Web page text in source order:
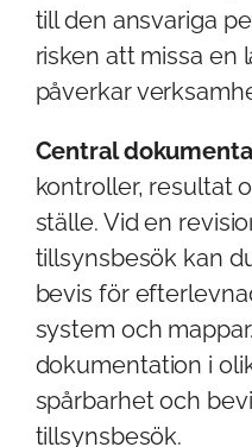
till den ansvariga
risken att missa en
påverkar
Central
kontroller, resultat
ställe. Vid en
tillsynsbesök kan
bevis för
system och
dokumentation i
spårbarhet och
tillsynsbesök.